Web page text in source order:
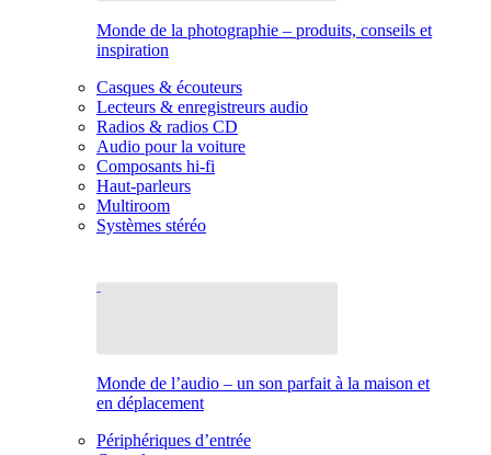
Monde de la photographie – produits, conseils et
inspiration
Casques & écouteurs
Lecteurs & enregistreurs audio
Radios & radios CD
Audio pour la voiture
Composants hi-fi
Haut-parleurs
Multiroom
Systèmes stéréo
Monde de l’audio – un son parfait à la maison et
en déplacement
Périphériques d’entrée